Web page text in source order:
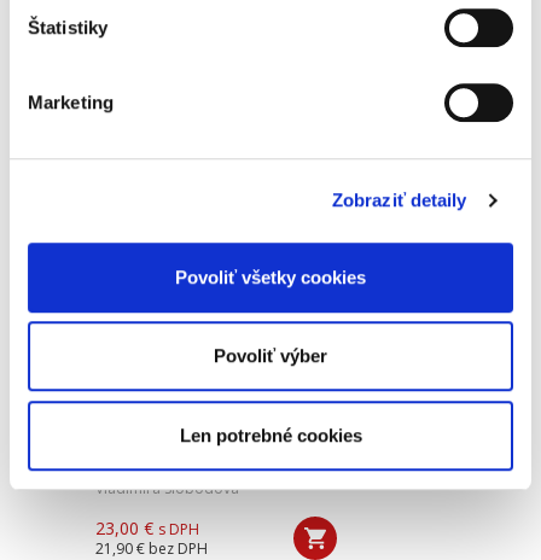
Štatistiky
Marketing
Zobraziť detaily
Povoliť všetky cookies
Povoliť výber
Len potrebné cookies
29,00 €
„starostlivo zostavený, zrozumiteľne popísaný
rozhodnutí Európskeho súdu pre ľudské práva,
Maloletí - výživné a
neodkladné
opatrenia súdu
Vladimíra Slobodová
23,00 € s DPH
21,90 € bez DPH